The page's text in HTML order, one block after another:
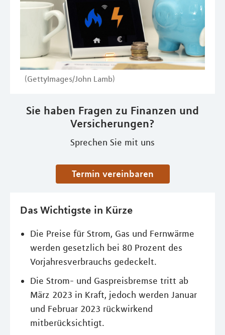
(GettyImages/John Lamb)
Sie haben Fragen zu Finanzen und
Versicherungen?
Sprechen Sie mit uns
Termin vereinbaren
Das Wichtigste in Kürze
Die Preise für Strom, Gas und Fernwärme
werden gesetzlich bei 80 Prozent des
Vorjahresverbrauchs gedeckelt.
Die Strom- und Gaspreisbremse tritt ab
März 2023 in Kraft, jedoch werden Januar
und Februar 2023 rückwirkend
mitberücksichtigt.